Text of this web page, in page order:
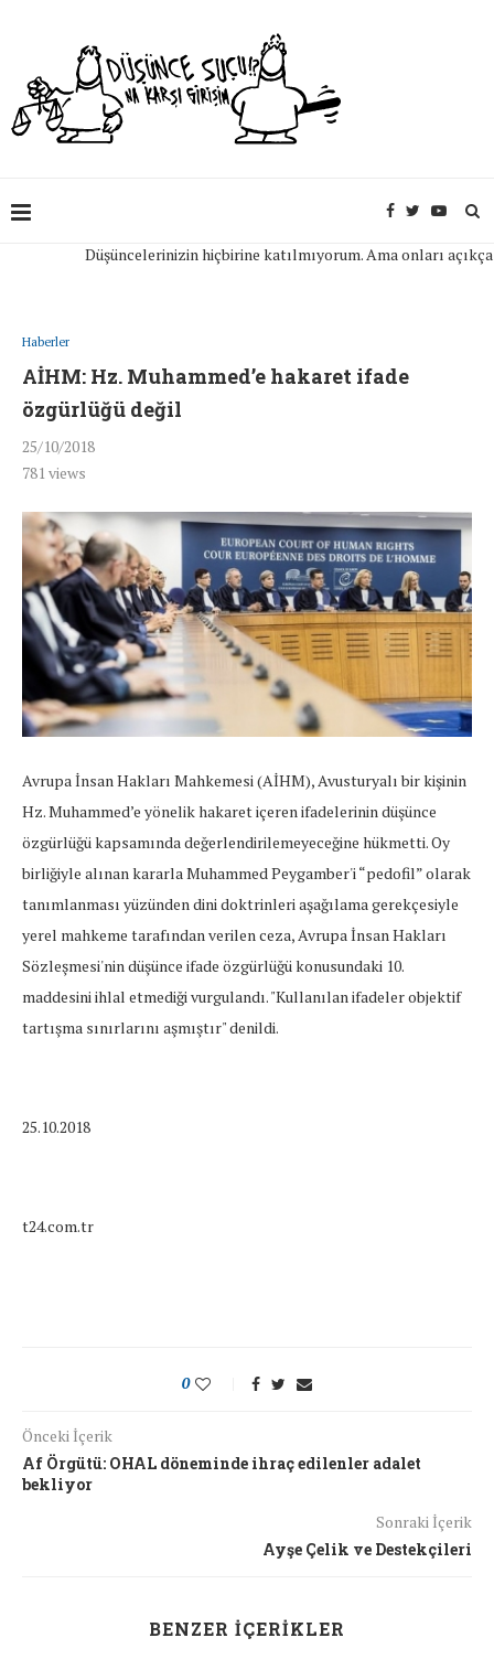
Düşüncelerinizin hiçbirine katılmıyorum. Ama onları açıkça
Haberler
AİHM: Hz. Muhammed’e hakaret ifade
özgürlüğü değil
25/10/2018
781views
Avrupa İnsan Hakları Mahkemesi (AİHM), Avusturyalı bir kişinin
Hz. Muhammed’e yönelik hakaret içeren ifadelerinin düşünce
özgürlüğü kapsamında değerlendirilemeyeceğine hükmetti. Oy
birliğiyle alınan kararla Muhammed Peygamber'i “pedofil” olarak
tanımlanması yüzünden dini doktrinleri aşağılama gerekçesiyle
yerel mahkeme tarafından verilen ceza, Avrupa İnsan Hakları
Sözleşmesi'nin düşünce ifade özgürlüğü konusundaki 10.
maddesini ihlal etmediği vurgulandı. "Kullanılan ifadeler objektif
tartışma sınırlarını aşmıştır" denildi.
25.10.2018
t24.com.tr
0
Önceki İçerik
Af Örgütü: OHAL döneminde ihraç edilenler adalet
bekliyor
Sonraki İçerik
Ayşe Çelik ve Destekçileri
BENZER İÇERIKLER